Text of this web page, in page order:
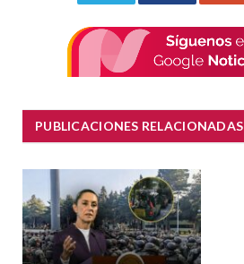
PUBLICACIONES RELACIONADAS